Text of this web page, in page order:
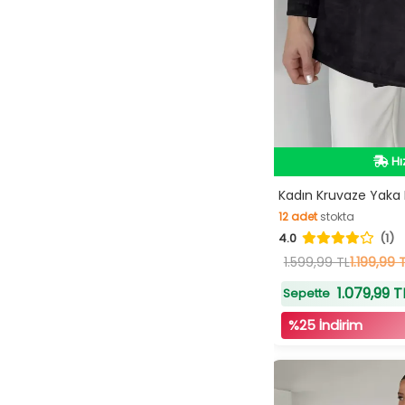
Kadın Kruvaze
12adetstokta
12adetstokta
4.0 (1)
1.599,99 TL1.199,99
Sepette1.079,99
%25 İndirim